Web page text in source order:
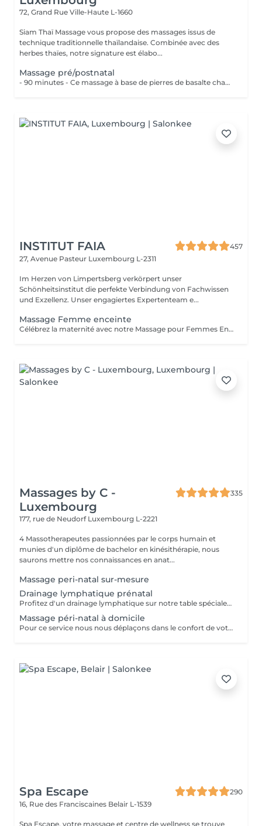
72, Grand Rue Ville-Haute L-1660
Siam Thaï Massage vous propose des massages issus de
technique traditionnelle thaïlandaise. Combinée avec des
herbes thaïes, notre signature est élabo...
Massage pré/postnatal
- 90 minutes - Ce massage à base de pierres de basalte chauffées accompagnées dun massage avec les paumes des mains, apaise les tensions et les douleurs de votre corps.
INSTITUT FAIA
457
27, Avenue Pasteur Luxembourg L-2311
Im Herzen von Limpertsberg verkörpert unser
Schönheitsinstitut die perfekte Verbindung von Fachwissen
und Exzellenz. Unser engagiertes Expertenteam e...
Massage Femme enceinte
Célébrez la maternité avec notre Massage pour Femmes Enceintes. Conçu spécialement pour les futures mamans, ce massage offre une parenthèse de bien-être et de soulagement. Nos thérapeutes expérimentés utilisent des techniques douces pour apaiser les maux de dos, les tensions et les jambes fatiguées qui accompagnent souvent la grossesse. Vous serez choyée dans un environnement paisible, garantissant un moment de détente pour vous et votre bébé. Offrez-vous ce moment précieux de détente pour vous sentir choyée, détendue et prête à embrasser chaque instant de votre grossesse en toute sérénité
Massages by C -
Luxembourg
335
177, rue de Neudorf Luxembourg L-2221
4 Massotherapeutes passionnées par le corps humain et
munies d'un diplôme de bachelor en kinésithérapie, nous
saurons mettre nos connaissances en anat...
Massage peri-natal sur-mesure
Drainage lymphatique prénatal
Profitez d'un drainage lymphatique sur notre table spécialement conçues pour nos clientes enceintes Avec des coussins amovibles, vous pourrez de nouveau vous allonger sur le ventre pour profiter pleinement de votre drainage, du premier au dernier trimestre
Massage péri-natal à domicile
Pour ce service nous nous déplaçons dans le confort de votre domicile avec notre table péri-natale Déplacement à Luxembourg ville ou alentours proches uniquement Le but du massage sera d'adapter la séance de sorte à vous permettre de profiter pleinement d'un massage normal, en vous allongeant notamment sur le ventre grâce à un espace prévu pour le ventre dans la table. Ainsi nous ne masserons pas votre ventre mais les zones musculaires de votre choix en fonction de vos douleurs, tensions, ou rétention. Le massage durera entre 1h et 1h30 (selon votre réservation) et débutera après notre temps de trajet et installation. Ainsi pour un rendez-vous pris à 12h, prévoyez que le massage commence vers 12h30.
Spa Escape
290
16, Rue des Franciscaines Belair L-1539
Spa Escape, votre massage et centre de wellness se trouve